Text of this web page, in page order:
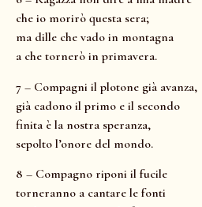
che io morirò questa sera;
ma dille che vado in montagna
a che tornerò in primavera.
7 – Compagni il plotone già avanza,
già cadono il primo e il secondo
finita è la nostra speranza,
sepolto l’onore del mondo.
8 – Compagno riponi il fucile
torneranno a cantare le fonti